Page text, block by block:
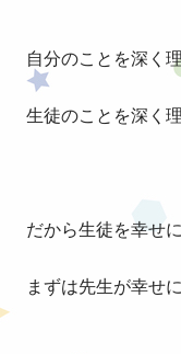
自分のことを深く
生徒のことを深く
だから生徒を幸せ
まずは先生が幸せ